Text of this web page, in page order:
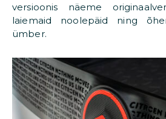
versioonis näeme
laiemaid noolepäid ning
ümber.